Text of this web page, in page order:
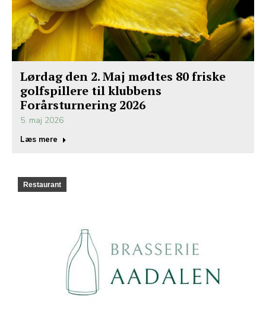
Lørdag den 2. Maj mødtes 80 friske
golfspillere til klubbens
Forårsturnering 2026
5. maj 2026
Læs mere
Restaurant